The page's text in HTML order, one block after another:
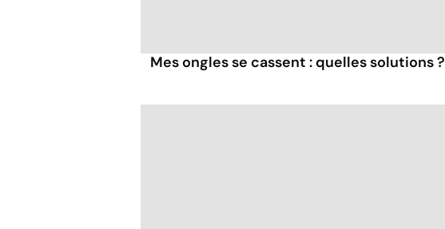
Mes ongles se cassent : quelles solutions ?